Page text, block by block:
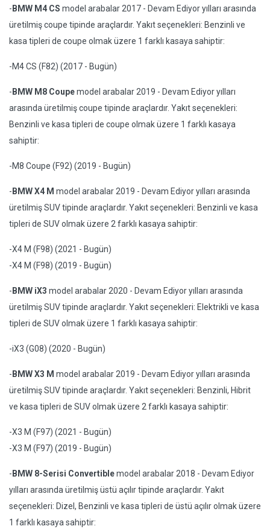
- BMW M4 CS model arabalar 2017 - Devam Ediyor yılları arasında
üretilmiş coupe tipinde araçlardır. Yakıt seçenekleri: Benzinli ve
kasa tipleri de coupe olmak üzere 1 farklı kasaya sahiptir:
-M4 CS (F82) (2017 - Bugün)
- BMW M8 Coupemodel arabalar 2019 - Devam Ediyor yılları
arasında üretilmiş coupe tipinde araçlardır. Yakıt seçenekleri:
Benzinli ve kasa tipleri de coupe olmak üzere 1 farklı kasaya
sahiptir:
-M8 Coupe (F92) (2019 - Bugün)
- BMW X4 M model arabalar 2019 - Devam Ediyor yılları arasında
üretilmiş SUV tipinde araçlardır. Yakıt seçenekleri: Benzinli ve kasa
tipleri de SUV olmak üzere 2 farklı kasaya sahiptir:
-X4 M (F98) (2021 - Bugün)
-X4 M (F98) (2019 - Bugün)
- BMW iX3 model arabalar 2020 - Devam Ediyor yılları arasında
üretilmiş SUV tipinde araçlardır. Yakıt seçenekleri: Elektrikli ve kasa
tipleri de SUV olmak üzere 1 farklı kasaya sahiptir:
-iX3 (G08) (2020 - Bugün)
- BMW X3 M model arabalar 2019 - Devam Ediyor yılları arasında
üretilmiş SUV tipinde araçlardır. Yakıt seçenekleri: Benzinli, Hibrit
ve kasa tipleri de SUV olmak üzere 2 farklı kasaya sahiptir:
-X3 M (F97) (2021 - Bugün)
-X3 M (F97) (2019 - Bugün)
- BMW 8-Serisi Convertiblemodel arabalar 2018 - Devam Ediyor
yılları arasında üretilmiş üstü açılır tipinde araçlardır. Yakıt
seçenekleri: Dizel, Benzinli ve kasa tipleri de üstü açılır olmak üzere
1 farklı kasaya sahiptir: